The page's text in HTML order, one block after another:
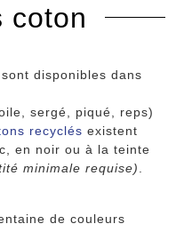
coton
disponibles dans
sergé, piqué, reps)
recyclés existent
en noir ou à la teinte
minimale requise)
de couleurs